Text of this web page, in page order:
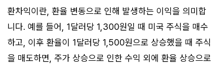
환차익이란, 환율 변동으로 인해 발생하는 이익을 의미합
니다. 예를 들어, 1달러당 1,300원일 때 미국 주식을 매수
하고, 이후 환율이 1달러당 1,500원으로 상승했을 때 주식
을 매도하면, 주가 상승으로 인한 수익 외에 환율 상승으로